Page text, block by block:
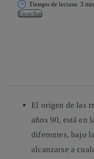
Tiempo de lectura: 3
Escuchar
El origen de las
años 90, está en
diferentes, bajo
alcanzarse a